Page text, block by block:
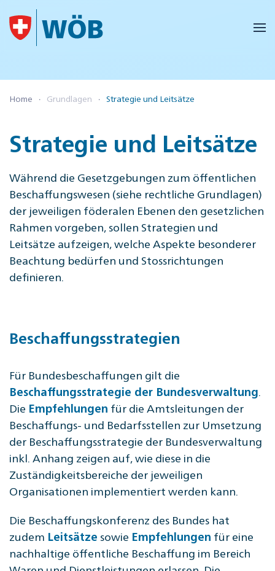
Skip to main content
Home Grundlagen Strategie und Leitsätze
Strategie und Leitsätze
Während die Gesetzgebungen zum öffentlichen
Beschaffungswesen (siehe rechtliche Grundlagen)
der jeweiligen föderalen Ebenen den gesetzlichen
Rahmen vorgeben, sollen Strategien und
Leitsätze aufzeigen, welche Aspekte besonderer
Beachtung bedürfen und Stossrichtungen
definieren.
Beschaffungsstrategien
Für Bundesbeschaffungen gilt die
Beschaffungsstrategie der Bundesverwaltung.
Die Empfehlungen für die Amtsleitungen der
Beschaffungs- und Bedarfsstellen zur Umsetzung
der Beschaffungsstrategie der Bundesverwaltung
inkl. Anhang zeigen auf, wie diese in die
Zuständigkeitsbereiche der jeweiligen
Organisationen implementiert werden kann.
Die Beschaffungskonferenz des Bundes hat
zudem Leitsätze sowie Empfehlungen für eine
nachhaltige öffentliche Beschaffung im Bereich